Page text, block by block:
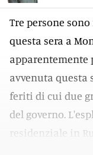
Tre persone
questa sera a
apparentemente
avvenuta questa
feriti di cui due
del governo.
residenziale in